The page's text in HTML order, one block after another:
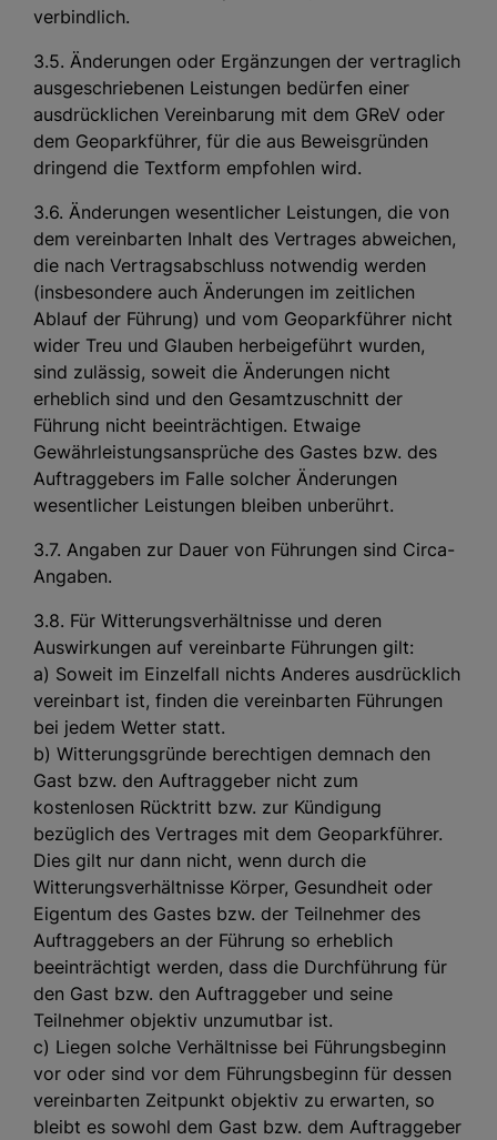
verbindlich.
3.5. Änderungen oder Ergänzungen der vertraglich
ausgeschriebenen Leistungen bedürfen einer
ausdrücklichen Vereinbarung mit dem GReV oder
dem Geoparkführer, für die aus Beweisgründen
dringend die Textform empfohlen wird.
3.6. Änderungen wesentlicher Leistungen, die von
dem vereinbarten Inhalt des Vertrages abweichen,
die nach Vertragsabschluss notwendig werden
(insbesondere auch Änderungen im zeitlichen
Ablauf der Führung) und vom Geoparkführer nicht
wider Treu und Glauben herbeigeführt wurden,
sind zulässig, soweit die Änderungen nicht
erheblich sind und den Gesamtzuschnitt der
Führung nicht beeinträchtigen. Etwaige
Gewährleistungsansprüche des Gastes bzw. des
Auftraggebers im Falle solcher Änderungen
wesentlicher Leistungen bleiben unberührt.
3.7. Angaben zur Dauer von Führungen sind Circa-
Angaben.
3.8. Für Witterungsverhältnisse und deren
Auswirkungen auf vereinbarte Führungen gilt:
a) Soweit im Einzelfall nichts Anderes ausdrücklich
vereinbart ist, finden die vereinbarten Führungen
bei jedem Wetter statt.
b) Witterungsgründe berechtigen demnach den
Gast bzw. den Auftraggeber nicht zum
kostenlosen Rücktritt bzw. zur Kündigung
bezüglich des Vertrages mit dem Geoparkführer.
Dies gilt nur dann nicht, wenn durch die
Witterungsverhältnisse Körper, Gesundheit oder
Eigentum des Gastes bzw. der Teilnehmer des
Auftraggebers an der Führung so erheblich
beeinträchtigt werden, dass die Durchführung für
den Gast bzw. den Auftraggeber und seine
Teilnehmer objektiv unzumutbar ist.
c) Liegen solche Verhältnisse bei Führungsbeginn
vor oder sind vor dem Führungsbeginn für dessen
vereinbarten Zeitpunkt objektiv zu erwarten, so
bleibt es sowohl dem Gast bzw. dem Auftraggeber